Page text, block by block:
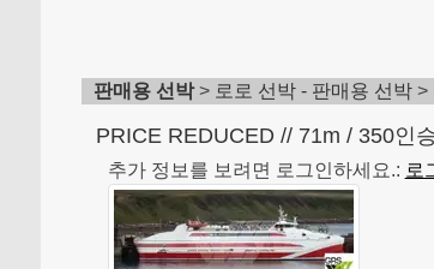
판매용 선박> 로로 선박 - 판매용 선박>
PRICE REDUCED // 71m / 350인
추가 정보를 보려면 로그인하세요.: 로